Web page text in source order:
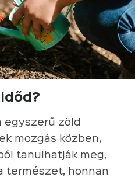
egyszerű zöld
mozgás közben,
tanulhatják meg,
természet, honnan